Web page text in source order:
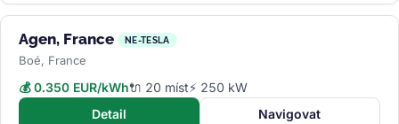
Agen, France NE-TESLA
Boé, France
💰 0.350 EUR/kWh🔌 20 míst⚡ 250 kW
Detail
Navigovat